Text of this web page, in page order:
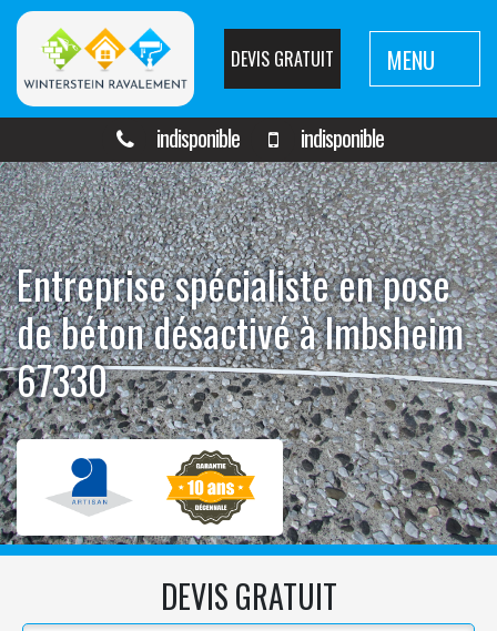
DEVIS GRATUIT MENU
indisponible indisponible
Entreprise spécialiste en pose
de béton désactivé à Imbsheim
67330
DEVIS GRATUIT